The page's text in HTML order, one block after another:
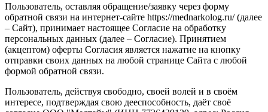
Пользователь, оставляя обращение/заявку через форму
обратной связи на интернет-сайте https://mednarkolog.ru/ (далее
– Сайт), принимает настоящее Согласие на обработку
персональных данных (далее – Согласие). Принятием
(акцептом) оферты Согласия является нажатие на кнопку
отправки своих данных на любой странице Сайта с любой
формой обратной связи.
Пользователь, действуя свободно, своей волей и в своём
интересе, подтверждая свою дееспособность, даёт своё